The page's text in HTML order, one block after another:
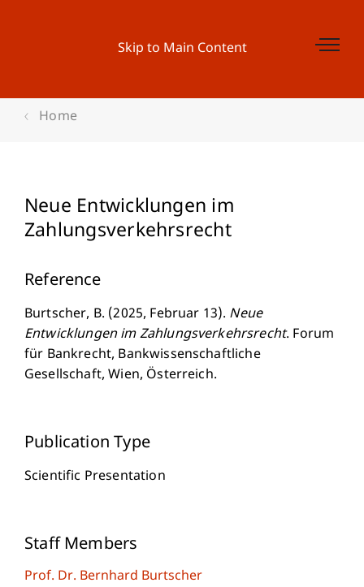
Skip to Main Content
Home
Neue Entwicklungen im
Zahlungsverkehrsrecht
Reference
Burtscher, B. (2025, Februar 13). Neue
Entwicklungen im Zahlungsverkehrsrecht. Forum
für Bankrecht, Bankwissenschaftliche
Gesellschaft, Wien, Österreich.
Publication Type
Scientific Presentation
Staff Members
Prof. Dr. Bernhard Burtscher